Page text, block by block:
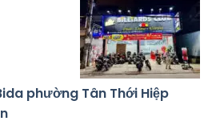
phường Tân Thới Hiệp